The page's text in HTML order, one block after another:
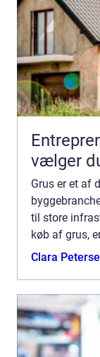
vælger
Grus er et af
til store
køb af grus,
som kan
Clara